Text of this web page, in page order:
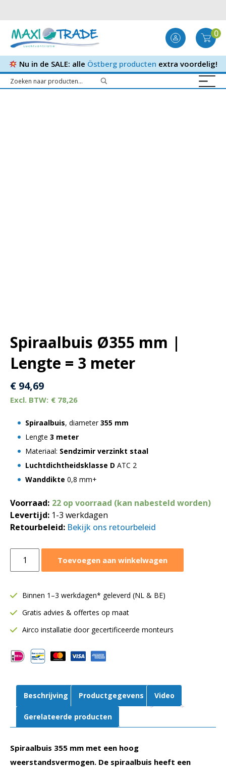
0
Nu in de SALE: alle Östberg producten extra voordelig!
Spiraalbuis Ø355 mm |
Lengte = 3 meter
€ 94,69
€ 78,26
Spiraalbuis, diameter355 mm
Lengte 3 meter
Materiaal: Sendzimir verzinkt staal
Luchtdichtheidsklasse D ATC 2
Wanddikte 0,8 mm+
Voorraad: 22 op voorraad (kan nabesteld worden)
Levertijd: 1-3 werkdagen
Retourbeleid: Bekijk ons retourbeleid
Ø355
=
3
aantal
Toevoegen aan winkelwagen
Binnen 1–3 werkdagen* geleverd (NL & BE)
Gratis advies & offertes op maat
Airco installatie door gecertificeerde monteurs
Beschrijving Productgegevens Video
Gerelateerde producten
Spiraalbuis 355 mm met een hoog
weerstandsvermogen. De spiraalbuis heeft een